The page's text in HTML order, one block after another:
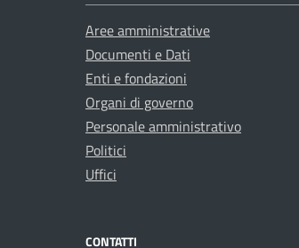
Aree amministrative
Documenti e Dati
Enti e fondazioni
Organi di governo
Personale amministrativo
Politici
Uffici
CONTATTI